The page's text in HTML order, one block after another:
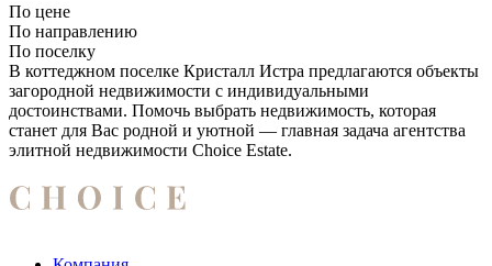
По цене
По направлению
По поселку
В коттеджном поселке Кристалл Истра предлагаются объекты
загородной недвижимости с индивидуальными
достоинствами. Помочь выбрать недвижимость, которая
станет для Вас родной и уютной — главная задача агентства
элитной недвижимости Choice Estate.